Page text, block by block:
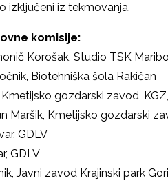
izključeni iz tekmovanja.
komisije:
Korošak, Studio TSK
Biotehniška šola Rakičan
Kmetijsko gozdarski zavod,
Maršik, Kmetijsko gozdarski
GDLV
GDLV
Javni zavod Krajinski park